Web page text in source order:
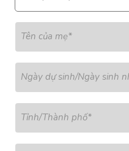
Tên của mẹ*
Ngày dự sinh/Ngày sinh
Tỉnh/Thành phố*